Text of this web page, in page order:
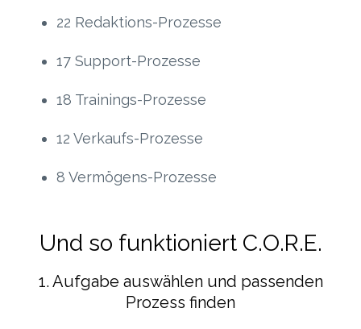
22 Redaktions-Prozesse
17 Support-Prozesse
18 Trainings-Prozesse
12 Verkaufs-Prozesse
8 Vermögens-Prozesse
Und so funktioniert C.O.R.E.
1. Aufgabe auswählen und passenden
Prozess finden